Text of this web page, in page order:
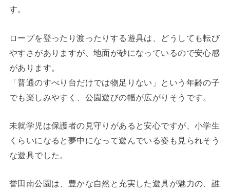
す。
ロープを登ったり渡ったりする遊具は、どうしても転び
やすさがありますが、地面が砂になっているので安心感
があります。
「普通のすべり台だけでは物足りない」という年齢の子
でも楽しみやすく、公園遊びの幅が広がりそうです。
未就学児は保護者の見守りがあると安心ですが、小学生
くらいになると夢中になって遊んでいる姿も見られそう
な遊具でした。
誉田南公園は、豊かな自然と充実した遊具が魅力の、誰